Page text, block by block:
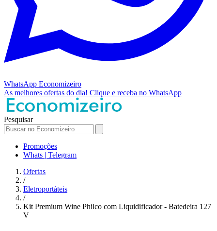
WhatsApp Economizeiro
As melhores ofertas do dia! Clique e receba no WhatsApp
Pesquisar
Promoções
Whats | Telegram
Ofertas
/
Eletroportáteis
/
Kit Premium Wine Philco com Liquidificador - Batedeira 127
V